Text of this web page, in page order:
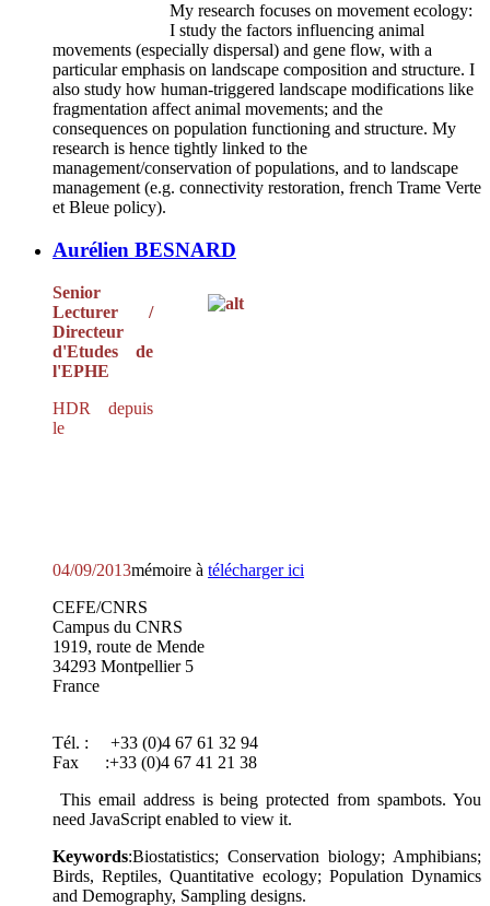
My research focuses on movement ecology:
I study the factors influencing animal
movements (especially dispersal) and gene flow, with a
particular emphasis on landscape composition and structure. I
also study how human-triggered landscape modifications like
fragmentation affect animal movements; and the
consequences on population functioning and structure. My
research is hence tightly linked to the
management/conservation of populations, and to landscape
management (e.g. connectivity restoration, french Trame Verte
et Bleue policy).
Aurélien BESNARD
Senior
Lecturer /
Directeur
d'Etudes de
l'EPHE
HDR depuis
le
04/09/2013mémoire à télécharger ici
CEFE/CNRS
Campus du CNRS
1919, route de Mende
34293 Montpellier 5
France
Tél. : +33 (0)4 67 61 32 94
Fax :+33 (0)4 67 41 21 38
This email address is being protected from spambots. You
need JavaScript enabled to view it.
Keywords:Biostatistics; Conservation biology; Amphibians;
Birds, Reptiles, Quantitative ecology; Population Dynamics
and Demography, Sampling designs.